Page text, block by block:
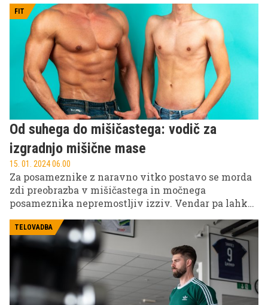
FIT
Od suhega do mišičastega: vodič za
izgradnjo mišične mase
15. 01. 2024 06.00
Za posameznike z naravno vitko postavo se morda
zdi preobrazba v mišičastega in močnega
posameznika nepremostljiv izziv. Vendar pa lahko
mišično maso in doseže želeno postavo. Ta članek je
vodič, ki opisuje ključna načela in strategije, ki vam
bodo pomagali stopiti na pot od suhega telesa do
mišičaste postave.
TELOVADBA